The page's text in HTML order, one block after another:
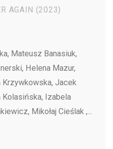
AGAIN (2023)
Mateusz Banasiuk,
Helena Mazur,
Jacek
Kolasińska, Izabela
Mikołaj Cieślak ,...